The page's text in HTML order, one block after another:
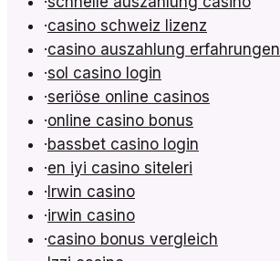
·casino schweiz lizenz
·casino auszahlung erfahrungen
·sol casino login
·seriöse online casinos
·online casino bonus
·bassbet casino login
·en iyi casino siteleri
·Irwin casino
·irwin casino
·casino bonus vergleich